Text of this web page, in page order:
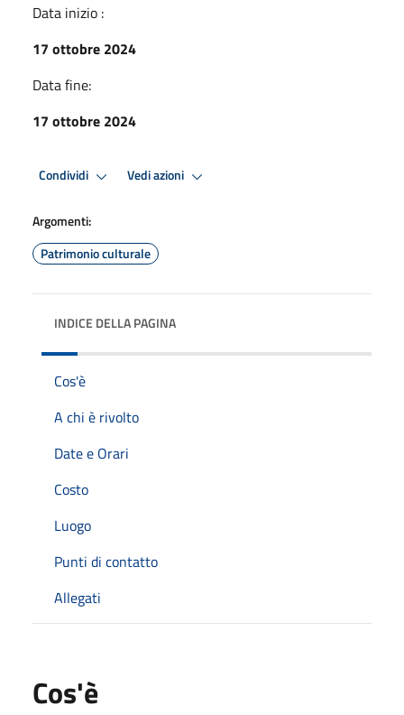
Data inizio :
17 ottobre 2024
Data fine:
17 ottobre 2024
Condividi Vedi azioni
Argomenti:
Patrimonio culturale
INDICE DELLA PAGINA
Cos'è
A chi è rivolto
Date e Orari
Costo
Luogo
Punti di contatto
Allegati
Cos'è